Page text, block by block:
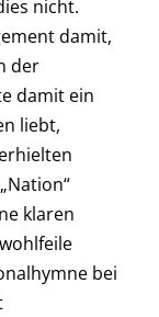
nicht.
damit,
der
damit ein
liebt,
klaren
bei